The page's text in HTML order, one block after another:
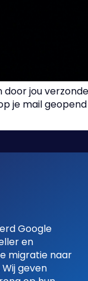
door jou
je mail
Google
en
migratie naar
geven